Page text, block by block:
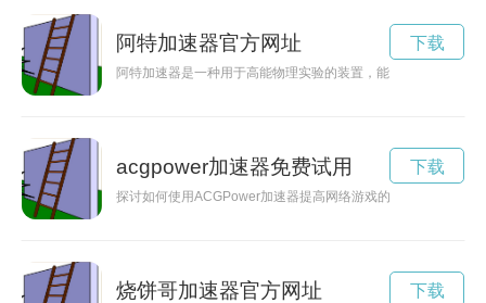
阿特加速器官方网址
阿特加速器是一种用于高能物理实验的装置，能够加速粒子到
下载
acgpower加速器免费试用
探讨如何使用ACGPower加速器提高网络游戏的运行速度和游戏
下载
烧饼哥加速器官方网址 下载